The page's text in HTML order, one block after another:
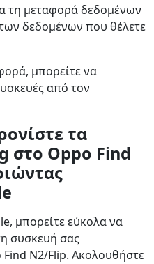
τη μεταφορά δεδομένων
δεδομένων που θέλετε
μπορείτε να
από τον
τα
στο Oppo Find
μπορείτε εύκολα να
συσκευή σας
N2/Flip. Ακολουθήστε